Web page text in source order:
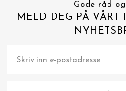
Gode råd
MELD DEG PÅ VÅRT